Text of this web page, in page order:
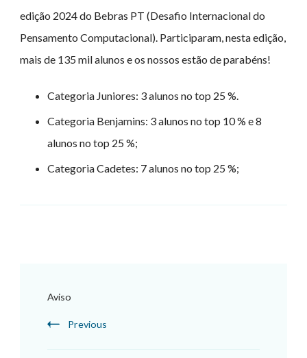
edição 2024 do Bebras PT (Desafio Internacional do
Pensamento Computacional). Participaram, nesta edição,
mais de 135 mil alunos e os nossos estão de parabéns!
Categoria Juniores: 3 alunos no top 25 %.
Categoria Benjamins: 3 alunos no top 10 % e 8
alunos no top 25 %;
Categoria Cadetes: 7 alunos no top 25 %;
Aviso
Previous